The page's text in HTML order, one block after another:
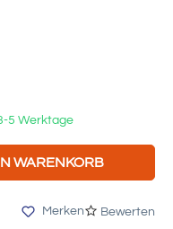
5 Werktage
gewünschten
WARENKORB
Merken Bewerten